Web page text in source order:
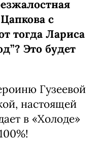
с
тогда Лариса
Это будет
Гузеевой
настоящей
в «Холоде»